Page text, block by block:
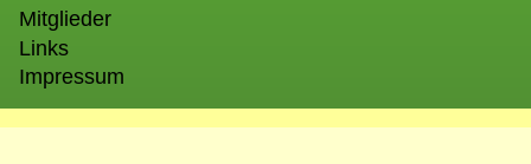
Mitglieder
Links
Impressum